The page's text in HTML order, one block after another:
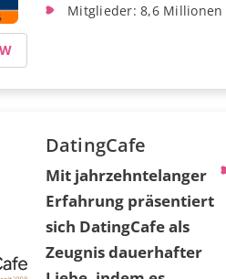
Mitglieder: 8,6 Millionen
DatingCafe
Mit jahrzehntelanger
Erfahrung präsentiert
sich DatingCafe als
Zeugnis dauerhafter